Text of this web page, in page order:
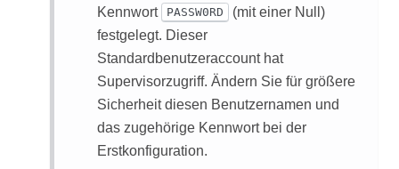
Kennwort
PASSW0RD
(mit einer Null)
festgelegt. Dieser
Standardbenutzeraccount hat
Supervisorzugriff. Ändern Sie für größere
Sicherheit diesen Benutzernamen und
das zugehörige Kennwort bei der
Erstkonfiguration.